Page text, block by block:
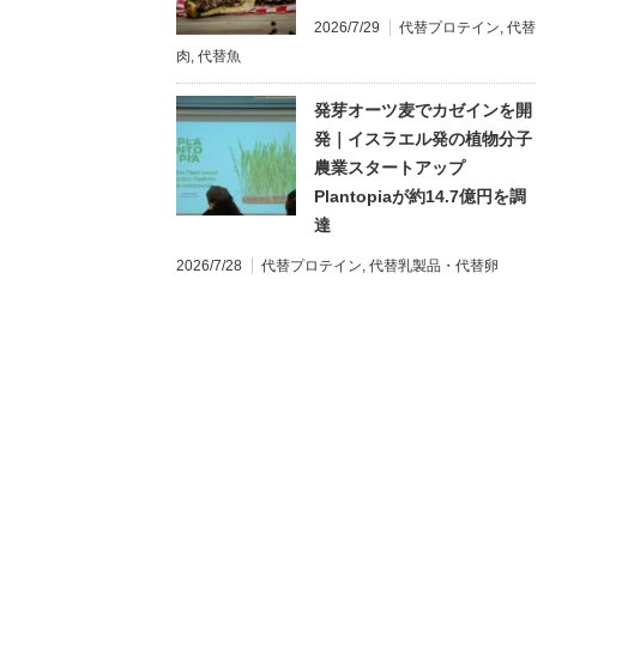
2026/7/29 代替プロテイン, 代替
肉, 代替魚
発芽オーツ麦でカゼインを開
発｜イスラエル発の植物分子
農業スタートアップ
Plantopiaが約14.7億円を調
達
2026/7/28 代替プロテイン, 代替乳製品・代替卵